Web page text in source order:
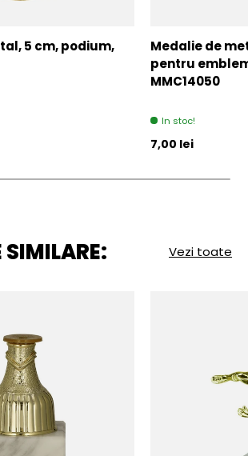
5 cm, podium,
Medalie de
pentru
MMC14050
In stoc!
Pret initial
7,00 lei
SIMILARE: Vezi toate